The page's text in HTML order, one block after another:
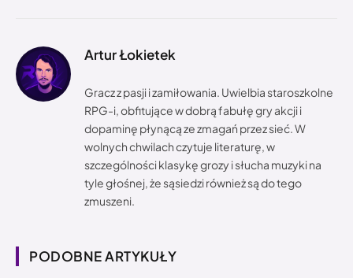
Artur Łokietek
Gracz z pasji i zamiłowania. Uwielbia staroszkolne
RPG-i, obfitujące w dobrą fabułę gry akcji i
dopaminę płynącą ze zmagań przez sieć. W
wolnych chwilach czytuje literaturę, w
szczególności klasykę grozy i słucha muzyki na
tyle głośnej, że sąsiedzi również są do tego
zmuszeni.
PODOBNE ARTYKUŁY